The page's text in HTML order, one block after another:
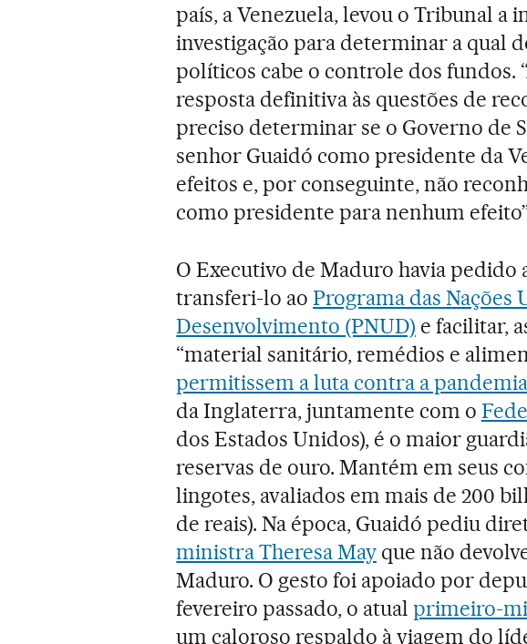
país, a Venezuela, levou o Tribunal a
investigação para determinar a qual
políticos cabe o controle dos fundos.
resposta definitiva às questões de
preciso determinar se o Governo de
senhor Guaidó como presidente da
efeitos e, por conseguinte, não
como presidente para nenhum
O Executivo de Maduro havia pedido
transferi-lo aoPrograma das Nações
Desenvolvimento (PNUD) e facilitar,
“material sanitário, remédios e
permitissem a luta contra a
da Inglaterra, juntamente com o
dos Estados Unidos), é o maior
reservas de ouro. Mantém em seus
lingotes, avaliados em mais de 200
de reais). Na época, Guaidó pediu
ministra Theresa Mayque não
Maduro. O gesto foi apoiado por
fevereiro passado, o atual primeiro-
um caloroso respaldo à viagem do